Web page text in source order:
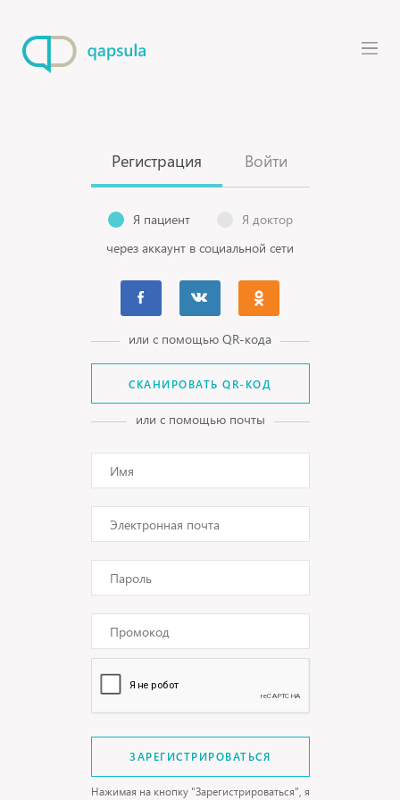
Регистрация Войти
Я пациент
Я доктор
через аккаунт в социальной сети
или с помощью QR-кода
СКАНИРОВАТЬ QR-КОД
или с помощью почты
ЗАРЕГИСТРИРОВАТЬСЯ
Нажимая на кнопку "Зарегистрироваться", я